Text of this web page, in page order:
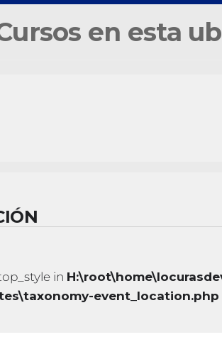
en esta
in
event_location.php